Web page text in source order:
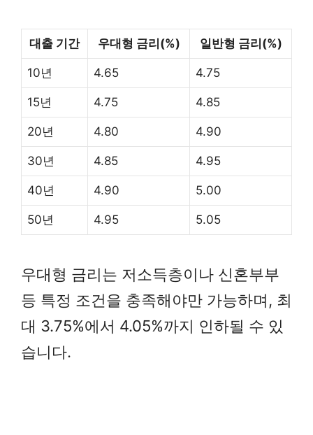
대출 기간 우대형 금리(%) 일반형 금리(%)
10년 4.65 4.75
15년 4.75 4.85
20년 4.80 4.90
30년 4.85 4.95
40년 4.90 5.00
50년 4.95 5.05
우대형 금리는 저소득층이나 신혼부부
등 특정 조건을 충족해야만 가능하며, 최
대 3.75%에서 4.05%까지 인하될 수 있
습니다.